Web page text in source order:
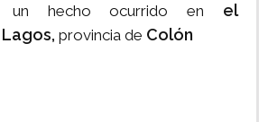
un hecho ocurrido en el
provincia de Colón